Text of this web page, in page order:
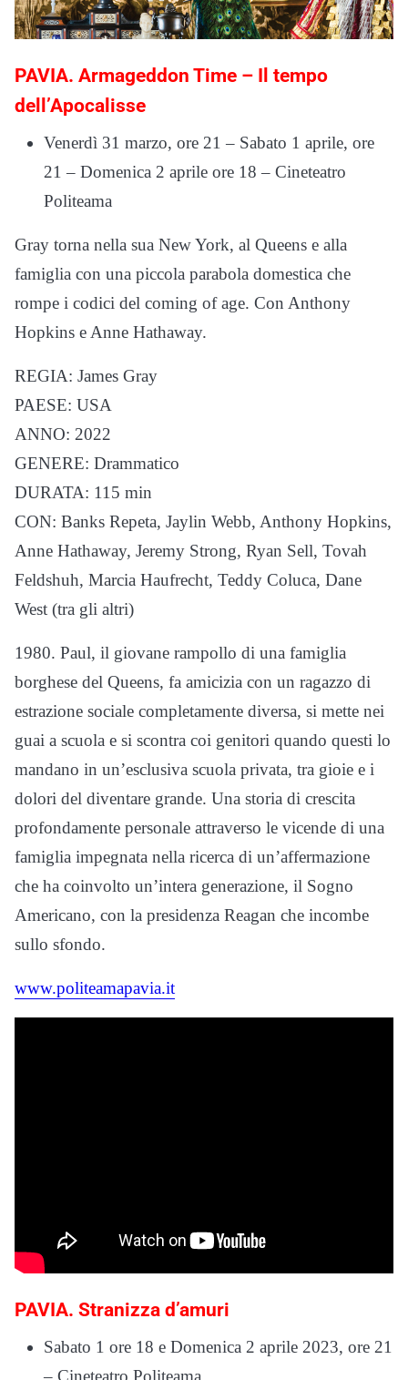
PAVIA. Armageddon Time – Il tempo
dell’Apocalisse
Venerdì 31 marzo, ore 21 – Sabato 1 aprile, ore
21 – Domenica 2 aprile ore 18 – Cineteatro
Politeama
Gray torna nella sua New York, al Queens e alla
famiglia con una piccola parabola domestica che
rompe i codici del coming of age. Con Anthony
Hopkins e Anne Hathaway.
REGIA: James Gray
PAESE: USA
ANNO: 2022
GENERE: Drammatico
DURATA: 115 min
CON: Banks Repeta, Jaylin Webb, Anthony Hopkins,
Anne Hathaway, Jeremy Strong, Ryan Sell, Tovah
Feldshuh, Marcia Haufrecht, Teddy Coluca, Dane
West (tra gli altri)
1980. Paul, il giovane rampollo di una famiglia
borghese del Queens, fa amicizia con un ragazzo di
estrazione sociale completamente diversa, si mette nei
guai a scuola e si scontra coi genitori quando questi lo
mandano in un’esclusiva scuola privata, tra gioie e i
dolori del diventare grande. Una storia di crescita
profondamente personale attraverso le vicende di una
famiglia impegnata nella ricerca di un’affermazione
che ha coinvolto un’intera generazione, il Sogno
Americano, con la presidenza Reagan che incombe
sullo sfondo.
www.politeamapavia.it
PAVIA. Stranizza d’amuri
Sabato 1 ore 18 e Domenica 2 aprile 2023, ore 21
– Cineteatro Politeama